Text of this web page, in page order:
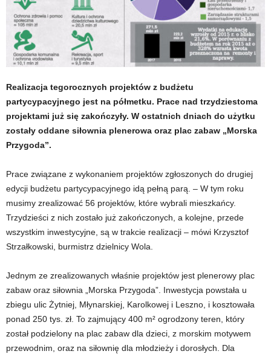
Realizacja tegorocznych projektów z budżetu
partycypacyjnego jest na półmetku. Prace nad trzydziestoma
projektami już się zakończyły. W ostatnich dniach do użytku
zostały oddane siłownia plenerowa oraz plac zabaw „Morska
Przygoda”.
Prace związane z wykonaniem projektów zgłoszonych do drugiej
edycji budżetu partycypacyjnego idą pełną parą. – W tym roku
musimy zrealizować 56 projektów, które wybrali mieszkańcy.
Trzydzieści z nich zostało już zakończonych, a kolejne, przede
wszystkim inwestycyjne, są w trakcie realizacji – mówi Krzysztof
Strzałkowski, burmistrz dzielnicy Wola.
Jednym ze zrealizowanych właśnie projektów jest plenerowy plac
zabaw oraz siłownia „Morska Przygoda”. Inwestycja powstała u
zbiegu ulic Żytniej, Młynarskiej, Karolkowej i Leszno, i kosztowała
ponad 250 tys. zł. To zajmujący 400 m² ogrodzony teren, który
został podzielony na plac zabaw dla dzieci, z morskim motywem
przewodnim, oraz na siłownię dla młodzieży i dorosłych. Dla